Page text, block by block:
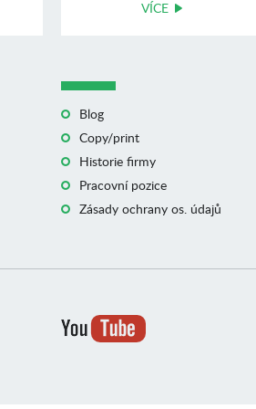
VÍCE
Blog
Copy/print
Historie firmy
Pracovní pozice
Zásady ochrany os. údajů